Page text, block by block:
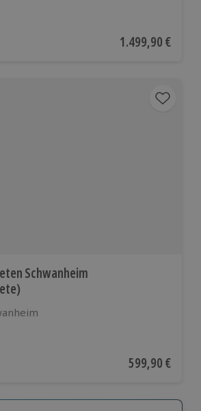
basierend auf 1 BewertungenAktueller Preis
1.499,90 €
Schwanheim
Aktueller Preis
599,90 €